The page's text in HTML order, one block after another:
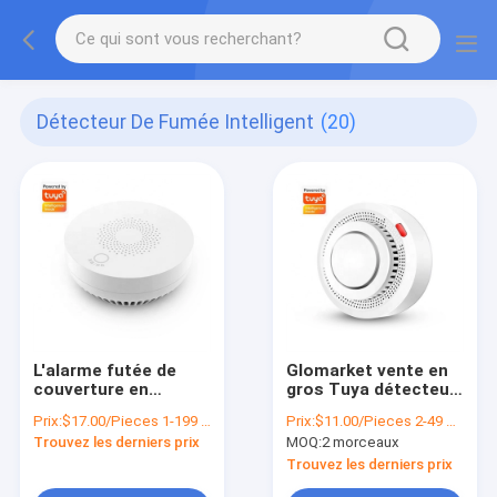
Détecteur De Fumée Intelligent (20)
L'alarme futée de
couverture en
capteur de ménage
de contrôle d'appli de
Zigbee
Prix:$17.00/Pieces 1-199 Pieces
Trouvez les derniers prix
Glomarket vente en
gros Tuya détecteur
alarme à distance
sans fil capteur de
fumée domestique
Support OEM
Prix:$11.00/Pieces 2-49 Pieces
MOQ:2 morceaux
Trouvez les derniers prix